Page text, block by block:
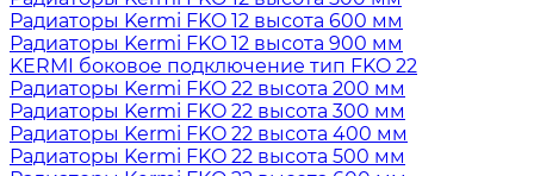
Радиаторы Kermi FKO 12 высота 600 мм
Радиаторы Kermi FKO 12 высота 900 мм
KERMI боковое подключение тип FKO 22
Радиаторы Kermi FKO 22 высота 200 мм
Радиаторы Kermi FKO 22 высота 300 мм
Радиаторы Kermi FKO 22 высота 400 мм
Радиаторы Kermi FKO 22 высота 500 мм